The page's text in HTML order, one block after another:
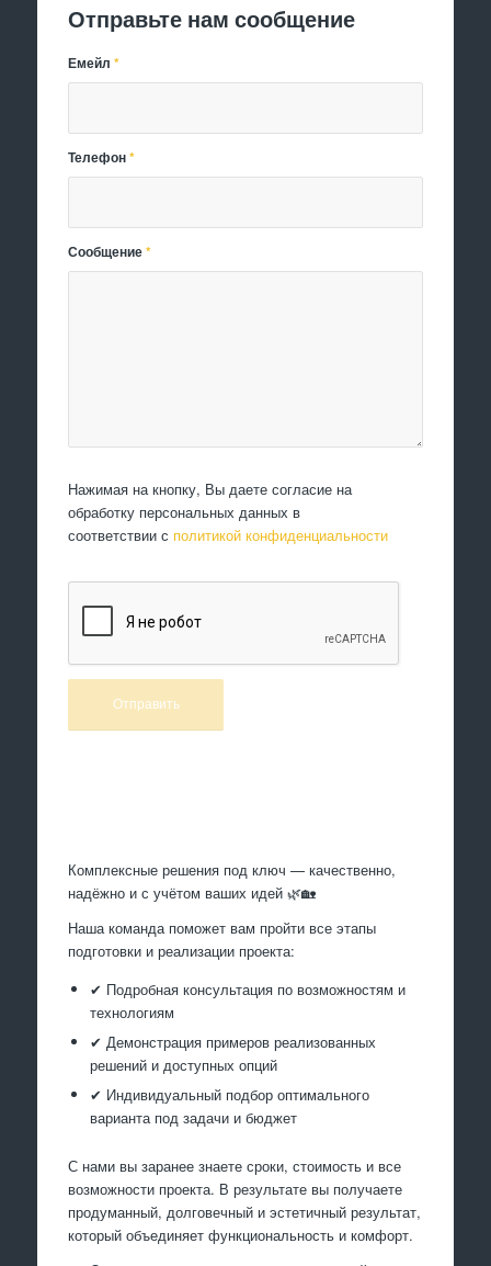
Отправьте нам сообщение
Емейл*
Телефон*
Сообщение*
Нажимая на кнопку, Вы даете согласие на
обработку персональных данных в
соответствии с политикой конфиденциальности
Комплексные решения под ключ — качественно,
надёжно и с учётом ваших идей 🌿🏡
Наша команда поможет вам пройти все этапы
подготовки и реализации проекта:
✔ Подробная консультация по возможностям и
технологиям
✔ Демонстрация примеров реализованных
решений и доступных опций
✔ Индивидуальный подбор оптимального
варианта под задачи и бюджет
С нами вы заранее знаете сроки, стоимость и все
возможности проекта. В результате вы получаете
продуманный, долговечный и эстетичный результат,
который объединяет функциональность и комфорт.